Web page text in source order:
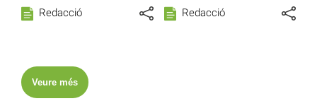
Redacció Redacció
Veure més